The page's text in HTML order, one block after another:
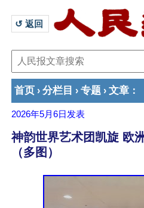
↺ 返回
首页 › 分栏目 › 专题 › 文章 ：
2026年5月6日 发表
神韵世界艺术团凯旋 欧
（多图）